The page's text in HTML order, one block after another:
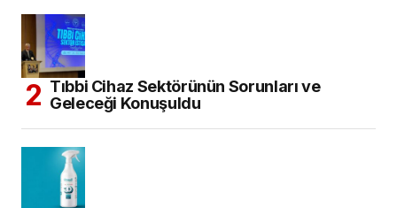
Tıbbi Cihaz Sektörünün Sorunları ve
Geleceği Konuşuldu